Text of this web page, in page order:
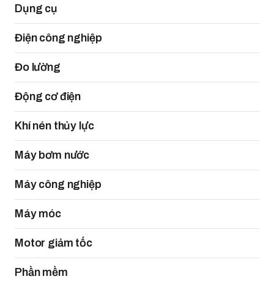
Dụng cụ
Điện công nghiệp
Đo lường
Động cơ điện
Khí nén thủy lực
Máy bơm nước
Máy công nghiệp
Máy móc
Motor giảm tốc
Phần mềm